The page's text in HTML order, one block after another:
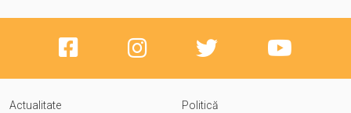
Actualitate Politică